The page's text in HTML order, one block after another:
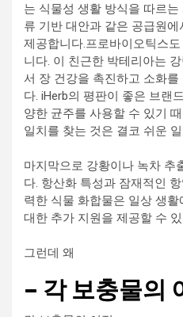
는 식물성 생활 방식을 따르
류 기반 대안과 같은 공급원
제공합니다.프로바이오틱스
니다. 이 친근한 박테리아는
서 장 건강을 촉진하고 소화를
다. iHerb의 평판이 좋은 브랜
양한 균주를 사용할 수 있기
일치를 찾는 것은 결코 쉬운
마지막으로 강황이나 녹차 추
다. 항산화 특성과 잠재적인
력한 식물 화합물은 일상 생활
대한 추가 지원을 제공할 수
그런데 왜
– 각 보충물의